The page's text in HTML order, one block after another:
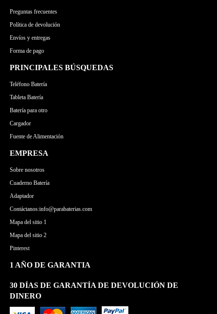
Preguntas frecuentes
Política de devolución
Envíos y entregas
Forma de pago
PRINCIPALES BÚSQUEDAS
Teléfono Batería
Tableta Batería
Batería para otro
Cargador
Fuente de Alimentación
EMPRESA
Sobre nosotros
Cuaderno Batería
Adaptador
Contáctanos:info@parabaterias.com
Mapa del sitio 1
Mapa del sitio 2
Pinterest
1 AÑO DE GARANTIA
30 DÍAS DE GARANTÍA DE DEVOLUCIÓN DE
DINERO